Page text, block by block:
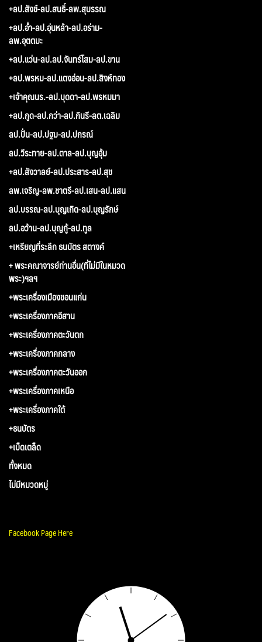
+ลป.สังข์-ลป.สนธิ์-ลพ.สุบรรณ
+ลป.อ่ำ-ลป.อุ่นหล้า-ลป.อร่าม-
ลพ.อุตตมะ
+ลป.แว่น-ลป.ลป.จันทร์โสม-ลป.ขาน
+ลป.พรหม-ลป.แตงอ่อน-ลป.สิงห์ทอง
+เจ้าคุณนร.-ลป.บุดดา-ลป.พรหมมา
+ลป.กูด-ลป.กว่า-ลป.กินรี-ลต.เฉลิม
ลป.ปั่น-ลป.ปฐม-ลป.ปกรณ์
ลป.วีระทาย-ลป.ตาล-ลป.บุญอุ้ม
+ลป.สังวาลย์-ลป.ประสาร-ลป.สุข
ลพ.เจริญ-ลพ.ชาตรี-ลป.เสน-ลป.แสน
ลป.บรรณ-ลป.บุญเกิด-ลป.บุญรักษ์
ลป.อว้าน-ลป.บุญกู้-ลป.ทูล
+เหรียญที่ระลึก ธนบัตร สตางค์
+ พระคณาจารย์ท่านอื่น(ที่ไม่มีในหมวด
พระ)ฯลฯ
+พระเครื่องเมืองขอนแก่น
+พระเครื่องภาคอีสาน
+พระเครื่องภาคตะวันตก
+พระเครื่องภาคกลาง
+พระเครื่องภาคตะวันออก
+พระเครื่องภาคเหนือ
+พระเครื่องภาคใต้
+ธนบัตร
+เบ็ดเตล็ด
ทั้งหมด
ไม่มีหมวดหมู่
Facebook Page Here